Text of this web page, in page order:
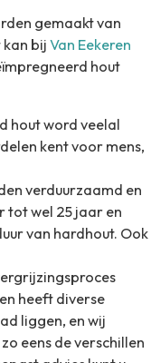
gemaakt van
bij Van Eekeren
hout
hout word veelal
kent voor mens,
verduurzaamd en
tot wel 25 jaar en
van hardhout. Ook
heeft diverse
liggen, en wij
eens de verschillen